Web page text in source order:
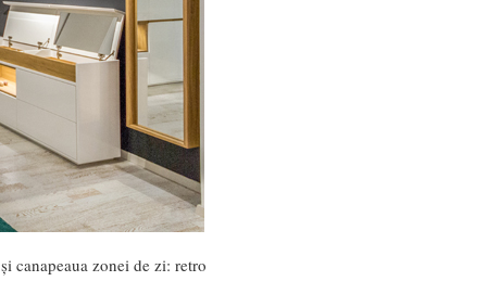
canapeaua zonei de zi: retro